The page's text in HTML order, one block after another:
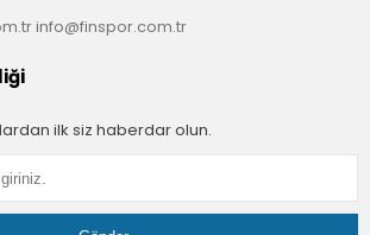
info@finspor.com.tr
ilk siz haberdar olun.